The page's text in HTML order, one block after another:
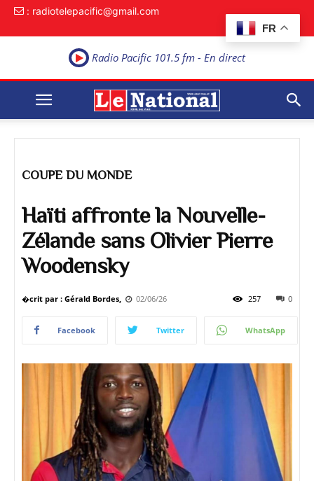
FR
: radiotelepacific@gmail.com
Radio Pacific 101.5 fm - En direct
COUPE DU MONDE
Haïti affronte la Nouvelle-
Zélande sans Olivier Pierre
Woodensky
�crit par : Gérald Bordes, 02/06/26 0
257
Facebook Twitter WhatsApp